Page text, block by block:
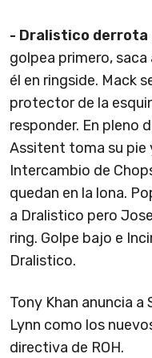
- Dralistico derrota
golpea primero, saca
él en ringside. Mack
protector de la
responder. En pleno
Assitent toma su pie
Intercambio de
quedan en la lona.
a Dralistico pero
ring. Golpe bajo e
Dralistico.
Tony Khan anuncia
Lynn como los
directiva de ROH.